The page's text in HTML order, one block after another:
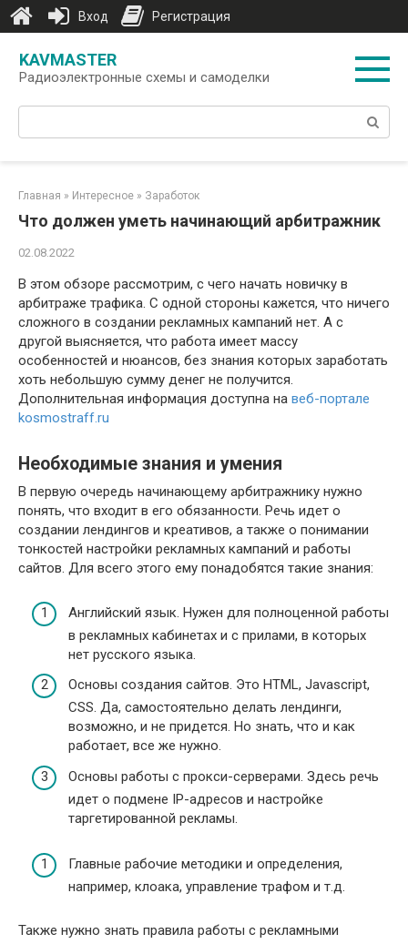
контенту
KAVMASTER
Радиоэлектронные схемы и самоделки
Поиск:
Главная » Интересное » Заработок
Что должен уметь начинающий арбитражник
02.08.2022
В этом обзоре рассмотрим, с чего начать новичку в
арбитраже трафика. С одной стороны кажется, что ничего
сложного в создании рекламных кампаний нет. А с
другой выясняется, что работа имеет массу
особенностей и нюансов, без знания которых заработать
хоть небольшую сумму денег не получится.
Дополнительная информация доступна на веб-портале
kosmostraff.ru
Необходимые знания и умения
В первую очередь начинающему арбитражнику нужно
понять, что входит в его обязанности. Речь идет о
создании лендингов и креативов, а также о понимании
тонкостей настройки рекламных кампаний и работы
сайтов. Для всего этого ему понадобятся такие знания:
Английский язык. Нужен для полноценной работы
в рекламных кабинетах и с прилами, в которых
нет русского языка.
Основы создания сайтов. Это HTML, Javascript,
CSS. Да, самостоятельно делать лендинги,
возможно, и не придется. Но знать, что и как
работает, все же нужно.
Основы работы с прокси-серверами. Здесь речь
идет о подмене IP-адресов и настройке
таргетированной рекламы.
Главные рабочие методики и определения,
например, клоака, управление трафом и т.д.
Также нужно знать правила работы с рекламными
Вход Регистрация